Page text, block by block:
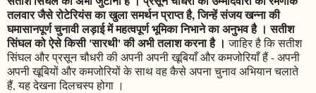
तलवार जैसे रोटेरियंस का खुला समर्थन प्राप्त है, जिन्हें संजय खन्ना की
घमासानपूर्ण चुनावी लड़ाई में महत्वपूर्ण भूमिका निभाने का अनुभव है । सतीश
सिंघल को ऐसे किसी 'सारथी' की अभी तलाश करना है । जाहिर है कि सतीश
सिंघल और प्रसून चौधरी की अपनी अपनी खूबियाँ और कमजोरियाँ हैं - अपनी
अपनी खूबियों और कमजोरियों के साथ वह कैसे अपना चुनाव अभियान चलाते
हैं, यह देखना दिलचस्प होगा ।